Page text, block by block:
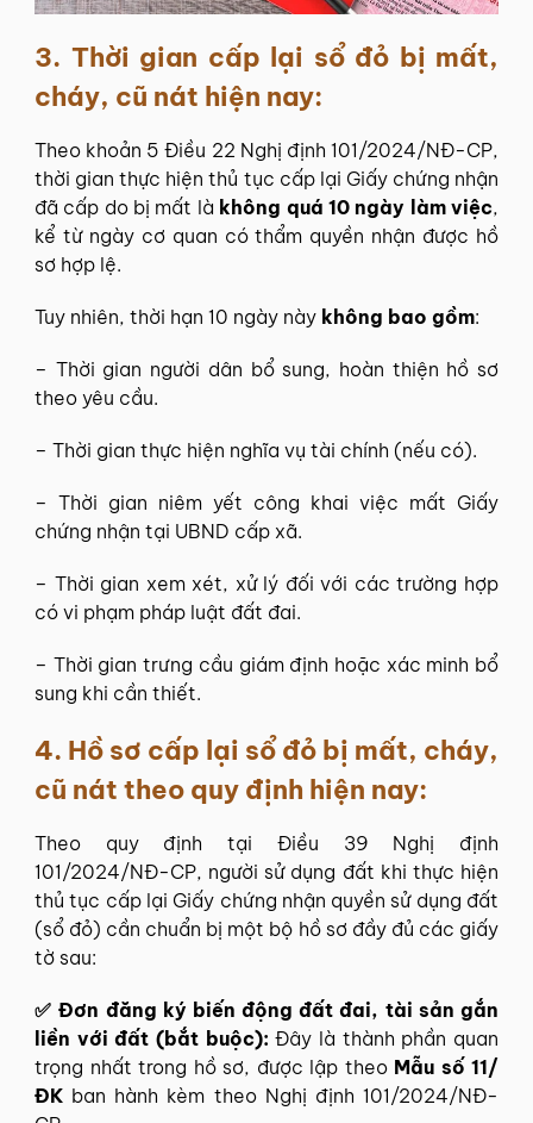
3. Thời gian cấp lại sổ đỏ bị mất,
cháy, cũ nát hiện nay:
Theo khoản 5 Điều 22 Nghị định 101/2024/NĐ-CP,
thời gian thực hiện thủ tục cấp lại Giấy chứng nhận
đã cấp do bị mất là không quá 10 ngày làm việc,
kể từ ngày cơ quan có thẩm quyền nhận được hồ
sơ hợp lệ.
Tuy nhiên, thời hạn 10 ngày này không bao gồm:
– Thời gian người dân bổ sung, hoàn thiện hồ sơ
theo yêu cầu.
– Thời gian thực hiện nghĩa vụ tài chính (nếu có).
– Thời gian niêm yết công khai việc mất Giấy
chứng nhận tại UBND cấp xã.
– Thời gian xem xét, xử lý đối với các trường hợp
có vi phạm pháp luật đất đai.
– Thời gian trưng cầu giám định hoặc xác minh bổ
sung khi cần thiết.
4. Hồ sơ cấp lại sổ đỏ bị mất, cháy,
cũ nát theo quy định hiện nay:
Theo quy định tại Điều 39 Nghị định
101/2024/NĐ-CP, người sử dụng đất khi thực hiện
thủ tục cấp lại Giấy chứng nhận quyền sử dụng đất
(sổ đỏ) cần chuẩn bị một bộ hồ sơ đầy đủ các giấy
tờ sau:
✅ Đơn đăng ký biến động đất đai, tài sản gắn
liền với đất (bắt buộc):Đây là thành phần quan
trọng nhất trong hồ sơ, được lập theo Mẫu số 11/
ĐK ban hành kèm theo Nghị định 101/2024/NĐ-